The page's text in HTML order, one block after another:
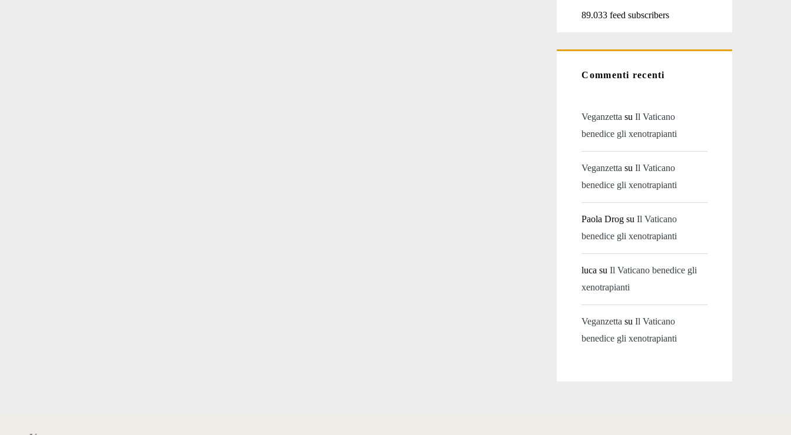
89.033 feed subscribers
Commenti recenti
Veganzetta suIl Vaticano
benedice gli xenotrapianti
Veganzetta suIl Vaticano
benedice gli xenotrapianti
Paola Drog suIl Vaticano
benedice gli xenotrapianti
luca suIl Vaticano benedice gli
xenotrapianti
Veganzetta suIl Vaticano
benedice gli xenotrapianti